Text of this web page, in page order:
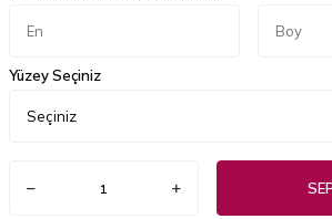
Yüzey Seçiniz